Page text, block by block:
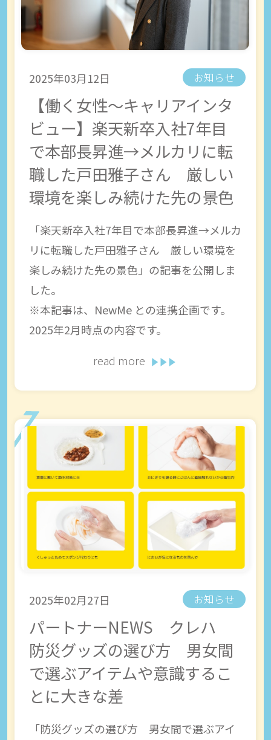
2025年03月12日 お知らせ
【働く女性～キャリアインタ
ビュー】楽天新卒入社7年目
で本部長昇進→メルカリに転
職した戸田雅子さん 厳しい
環境を楽しみ続けた先の景色
「楽天新卒入社7年目で本部長昇進→メルカ
リに転職した戸田雅子さん 厳しい環境を
楽しみ続けた先の景色」の記事を公開しま
した。
※本記事は、NewMe との連携企画です。
2025年2月時点の内容です。
read more
2025年02月27日 お知らせ
パートナーNEWS クレハ
防災グッズの選び方 男女間
で選ぶアイテムや意識するこ
とに大きな差
「防災グッズの選び方 男女間で選ぶアイ